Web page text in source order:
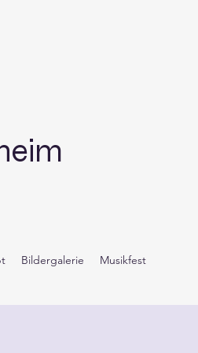
Bildergalerie Musikfest